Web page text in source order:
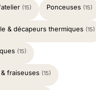
(15) Ponceuses (15)
& décapeurs thermiques (15)
(15)
fraiseuses (15)